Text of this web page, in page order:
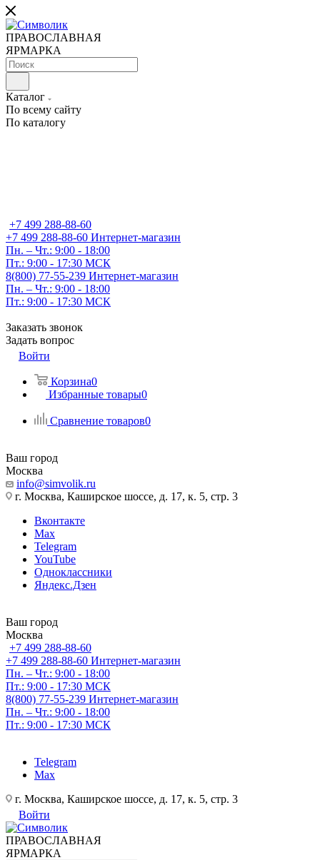
ПРАВОСЛАВНАЯ
ЯРМАРКА
Каталог
По всему сайту
По каталогу
+7 499 288-88-60
+7 499 288-88-60 Интернет-магазин
Пн. – Чт.: 9:00 - 18:00
Пт.: 9:00 - 17:30 МСК
8(800) 77-55-239 Интернет-магазин
Пн. – Чт.: 9:00 - 18:00
Пт.: 9:00 - 17:30 МСК
Заказать звонок
Задать вопрос
Войти
Корзина0
Избранные товары0
Сравнение товаров0
Ваш город
Москва
info@simvolik.ru
г. Москва, Каширское шоссе, д. 17, к. 5, стр. 3
Вконтакте
Max
Telegram
YouTube
Одноклассники
Яндекс.Дзен
Ваш город
Москва
+7 499 288-88-60
+7 499 288-88-60 Интернет-магазин
Пн. – Чт.: 9:00 - 18:00
Пт.: 9:00 - 17:30 МСК
8(800) 77-55-239 Интернет-магазин
Пн. – Чт.: 9:00 - 18:00
Пт.: 9:00 - 17:30 МСК
Telegram
Max
г. Москва, Каширское шоссе, д. 17, к. 5, стр. 3
Войти
ПРАВОСЛАВНАЯ
ЯРМАРКА